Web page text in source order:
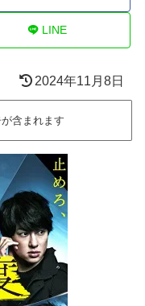
LINE
2024年11月8日
含まれます